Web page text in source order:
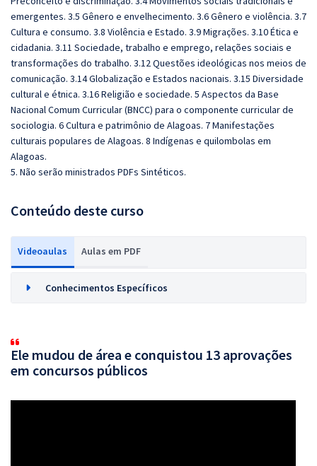
emergentes. 3.5 Gênero e envelhecimento. 3.6 Gênero e violência. 3.7
Cultura e consumo. 3.8 Violência e Estado. 3.9 Migrações. 3.10 Ética e
cidadania. 3.11 Sociedade, trabalho e emprego, relações sociais e
transformações do trabalho. 3.12 Questões ideológicas nos meios de
comunicação. 3.14 Globalização e Estados nacionais. 3.15 Diversidade
cultural e étnica. 3.16 Religião e sociedade. 5 Aspectos da Base
Nacional Comum Curricular (BNCC) para o componente curricular de
sociologia. 6 Cultura e patrimônio de Alagoas. 7 Manifestações
culturais populares de Alagoas. 8 Indígenas e quilombolas em
Alagoas.
5. Não serão ministrados PDFs Sintéticos.
Conteúdo deste curso
Videoaulas Aulas em PDF
Conhecimentos Específicos
Ele mudou de área e conquistou 13 aprovações
em concursos públicos